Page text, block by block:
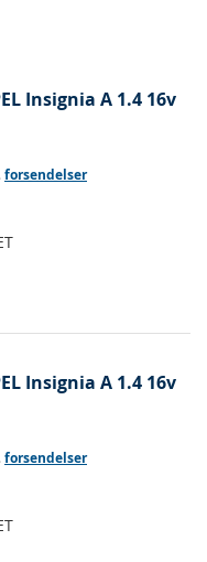
Insignia A 1.4 16v
forsendelser
Insignia A 1.4 16v
forsendelser